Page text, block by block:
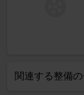
関連する整備